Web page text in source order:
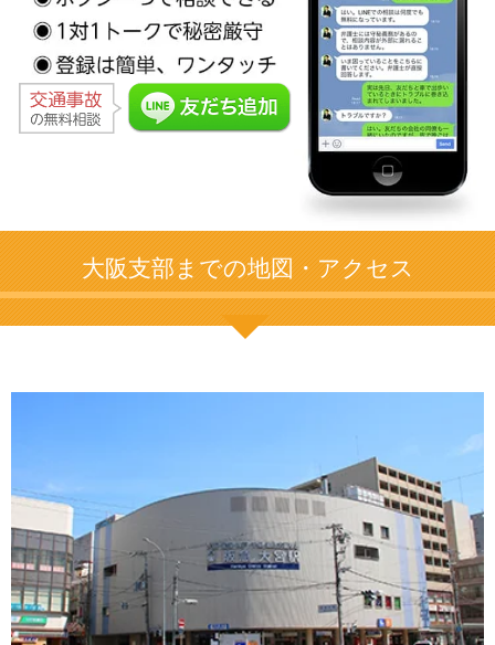
大阪支部までの地図・アクセス